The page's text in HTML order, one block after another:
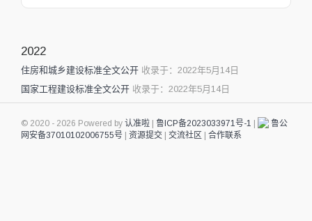
2022
住房和城乡建设标准全文公开 收录于：2022年5月14日
国家工程建设标准全文公开 收录于：2022年5月14日
© 2020 - 2026 Powered by 认准啦 鲁ICP备2023033971号-1
鲁公
网安备37010102006755号
资源提交 交流社区 合作联系